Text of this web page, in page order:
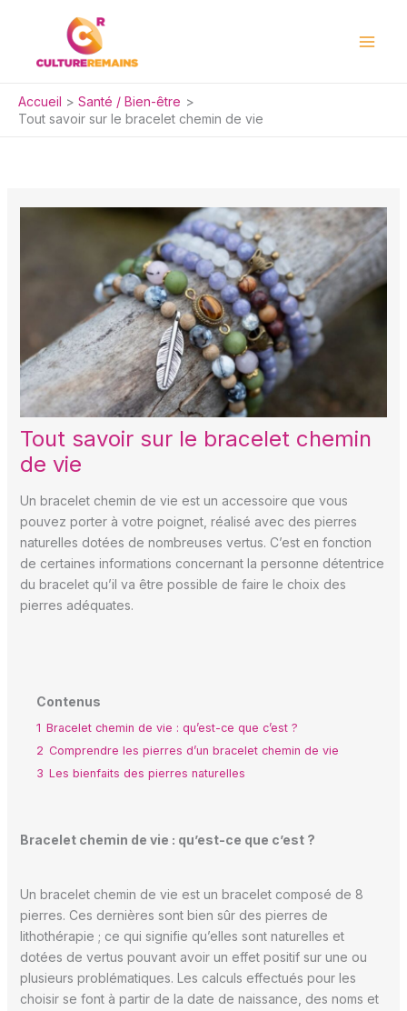
Accueil
Santé / Bien-être
Tout savoir sur le bracelet chemin de vie
Tout savoir sur le bracelet chemin
de vie
Un bracelet chemin de vie est un accessoire que vous
pouvez porter à votre poignet, réalisé avec des pierres
naturelles dotées de nombreuses vertus. C’est en fonction
de certaines informations concernant la personne détentrice
du bracelet qu’il va être possible de faire le choix des
pierres adéquates.
Contenus
1 Bracelet chemin de vie : qu’est-ce que c’est ?
2 Comprendre les pierres d’un bracelet chemin de vie
3 Les bienfaits des pierres naturelles
Bracelet chemin de vie : qu’est-ce que c’est ?
Un bracelet chemin de vie est un bracelet composé de 8
pierres. Ces dernières sont bien sûr des pierres de
lithothérapie ; ce qui signifie qu’elles sont naturelles et
dotées de vertus pouvant avoir un effet positif sur une ou
plusieurs problématiques. Les calculs effectués pour les
choisir se font à partir de la date de naissance, des noms et